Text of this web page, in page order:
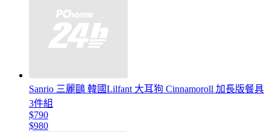
Sanrio 三麗鷗 韓國Lilfant 大耳狗 Cinnamoroll 加長版餐具
3件組
$790
$980